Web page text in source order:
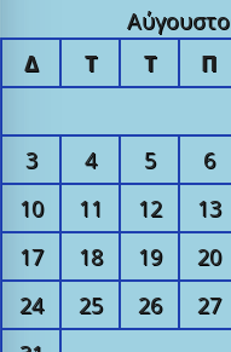
Δ
Τ Τ Π
3
4 5 6
10
11 12 13
17
18 19 20
24
25 26 27